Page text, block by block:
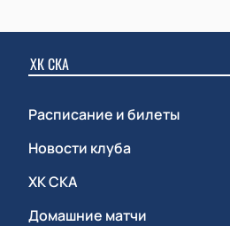
ХК СКА
Расписание и билеты
Новости клуба
ХК СКА
Домашние матчи